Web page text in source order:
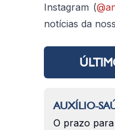
Instagram (
notícias da
AUXÍLIO-
O prazo